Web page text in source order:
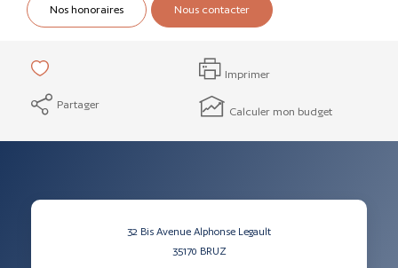
Nos honoraires Nous contacter
Imprimer
Partager
Calculer mon budget
32 Bis Avenue Alphonse Legault
35170 BRUZ